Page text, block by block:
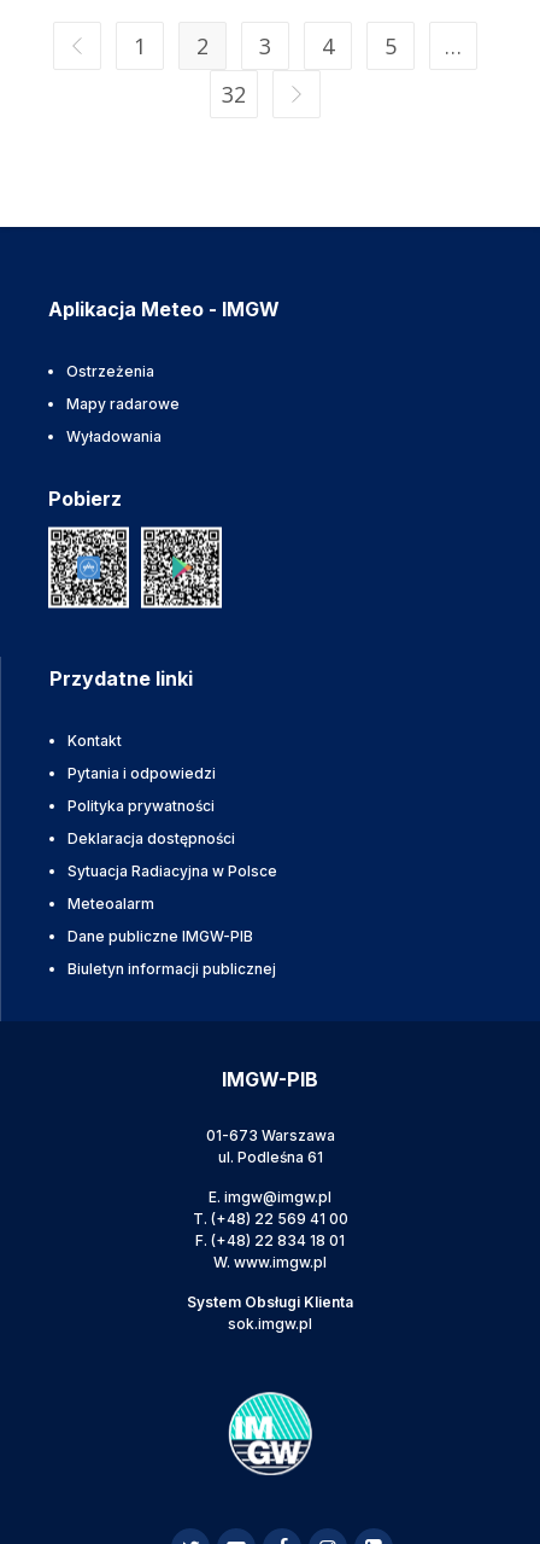
1 2 3 4 5
…
32
Aplikacja Meteo - IMGW
Ostrzeżenia
Mapy radarowe
Wyładowania
Pobierz
Przydatne linki
Kontakt
Pytania i odpowiedzi
Polityka prywatności
Deklaracja dostępności
Sytuacja Radiacyjna w Polsce
Meteoalarm
Dane publiczne IMGW-PIB
Biuletyn informacji publicznej
IMGW-PIB
01-673 Warszawa
ul. Podleśna 61
E. imgw@imgw.pl
T. (+48) 22 569 41 00
F. (+48) 22 834 18 01
W. www.imgw.pl
System Obsługi Klienta
sok.imgw.pl